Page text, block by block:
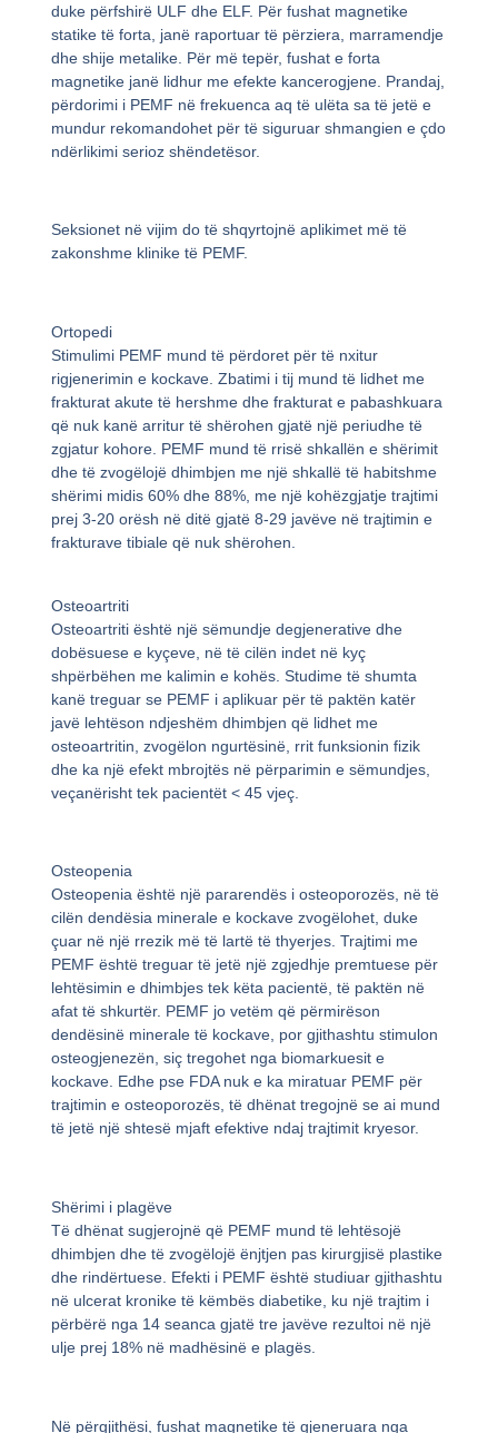
duke përfshirë ULF dhe ELF. Për fushat magnetike
statike të forta, janë raportuar të përziera, marramendje
dhe shije metalike. Për më tepër, fushat e forta
magnetike janë lidhur me efekte kancerogjene. Prandaj,
përdorimi i PEMF në frekuenca aq të ulëta sa të jetë e
mundur rekomandohet për të siguruar shmangien e çdo
ndërlikimi serioz shëndetësor.
Seksionet në vijim do të shqyrtojnë aplikimet më të
zakonshme klinike të PEMF.
Ortopedi
Stimulimi PEMF mund të përdoret për të nxitur
rigjenerimin e kockave. Zbatimi i tij mund të lidhet me
frakturat akute të hershme dhe frakturat e pabashkuara
që nuk kanë arritur të shërohen gjatë një periudhe të
zgjatur kohore. PEMF mund të rrisë shkallën e shërimit
dhe të zvogëlojë dhimbjen me një shkallë të habitshme
shërimi midis 60% dhe 88%, me një kohëzgjatje trajtimi
prej 3-20 orësh në ditë gjatë 8-29 javëve në trajtimin e
frakturave tibiale që nuk shërohen.
Osteoartriti
Osteoartriti është një sëmundje degjenerative dhe
dobësuese e kyçeve, në të cilën indet në kyç
shpërbëhen me kalimin e kohës. Studime të shumta
kanë treguar se PEMF i aplikuar për të paktën katër
javë lehtëson ndjeshëm dhimbjen që lidhet me
osteoartritin, zvogëlon ngurtësinë, rrit funksionin fizik
dhe ka një efekt mbrojtës në përparimin e sëmundjes,
veçanërisht tek pacientët < 45 vjeç.
Osteopenia
Osteopenia është një pararendës i osteoporozës, në të
cilën dendësia minerale e kockave zvogëlohet, duke
çuar në një rrezik më të lartë të thyerjes. Trajtimi me
PEMF është treguar të jetë një zgjedhje premtuese për
lehtësimin e dhimbjes tek këta pacientë, të paktën në
afat të shkurtër. PEMF jo vetëm që përmirëson
dendësinë minerale të kockave, por gjithashtu stimulon
osteogjenezën, siç tregohet nga biomarkuesit e
kockave. Edhe pse FDA nuk e ka miratuar PEMF për
trajtimin e osteoporozës, të dhënat tregojnë se ai mund
të jetë një shtesë mjaft efektive ndaj trajtimit kryesor.
Shërimi i plagëve
Të dhënat sugjerojnë që PEMF mund të lehtësojë
dhimbjen dhe të zvogëlojë ënjtjen pas kirurgjisë plastike
dhe rindërtuese. Efekti i PEMF është studiuar gjithashtu
në ulcerat kronike të këmbës diabetike, ku një trajtim i
përbërë nga 14 seanca gjatë tre javëve rezultoi në një
ulje prej 18% në madhësinë e plagës.
Në përgjithësi, fushat magnetike të gjeneruara nga